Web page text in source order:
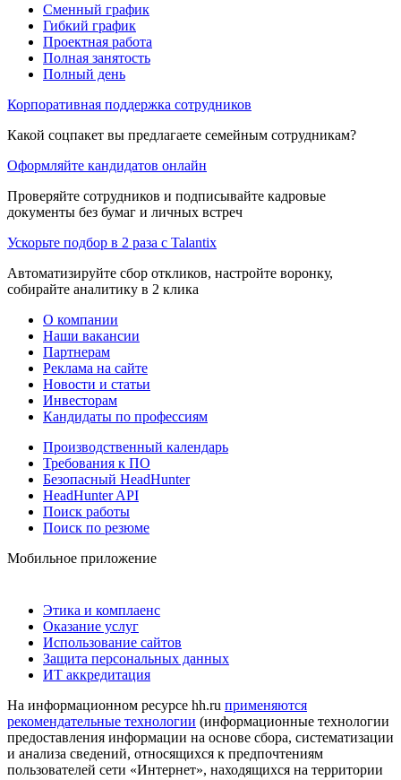
Сменный график
Гибкий график
Проектная работа
Полная занятость
Полный день
Корпоративная поддержка сотрудников
Какой соцпакет вы предлагаете семейным сотрудникам?
Оформляйте кандидатов онлайн
Проверяйте сотрудников и подписывайте кадровые
документы без бумаг и личных встреч
Ускорьте подбор в 2 раза с Talantix
Автоматизируйте сбор откликов, настройте воронку,
собирайте аналитику в 2 клика
О компании
Наши вакансии
Партнерам
Реклама на сайте
Новости и статьи
Инвесторам
Кандидаты по профессиям
Производственный календарь
Требования к ПО
Безопасный HeadHunter
HeadHunter API
Поиск работы
Поиск по резюме
Мобильное приложение
Этика и комплаенс
Оказание услуг
Использование сайтов
Защита персональных данных
ИТ аккредитация
На информационном ресурсе hh.ru применяются
рекомендательные технологии (информационные технологии
предоставления информации на основе сбора, систематизации
и анализа сведений, относящихся к предпочтениям
пользователей сети «Интернет», находящихся на территории